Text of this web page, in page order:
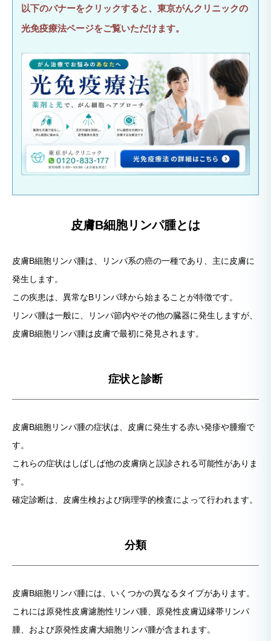
以下のバナーをクリックすると、東京がんクリニックの
光免疫療法ページをご覧いただけます。
皮膚B細胞リンパ腫とは
皮膚B細胞リンパ腫は、リンパ系の癌の一種であり、主に皮膚に
発生します。
この疾患は、異常なBリンパ球から始まることが特徴です。
リンパ腫は一般に、リンパ節内やその他の臓器に発生しますが、
皮膚B細胞リンパ腫は皮膚で最初に発見されます。
症状と診断
皮膚B細胞リンパ腫の症状は、皮膚に発生する赤い発疹や腫瘤で
す。
これらの症状はしばしば他の皮膚病と誤診される可能性がありま
す。
確定診断は、皮膚生検および病理学的検査によって行われます。
分類
皮膚B細胞リンパ腫には、いくつかの異なるタイプがあります。
これには原発性皮膚濾胞性リンパ腫、原発性皮膚辺縁帯リンパ
腫、および原発性皮膚大細胞リンパ腫が含まれます。